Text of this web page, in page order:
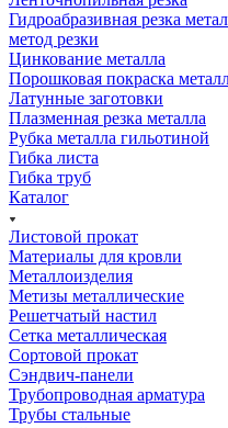
Гидроабразивная резка
метод резки
Цинкование металла
Порошковая покраска
Латунные заготовки
Плазменная резка металла
Рубка металла гильотиной
Гибка листа
Гибка труб
Каталог
Листовой прокат
Материалы для кровли
Металлоизделия
Метизы металлические
Решетчатый настил
Сетка металлическая
Сортовой прокат
Сэндвич-панели
Трубопроводная арматура
Трубы стальные